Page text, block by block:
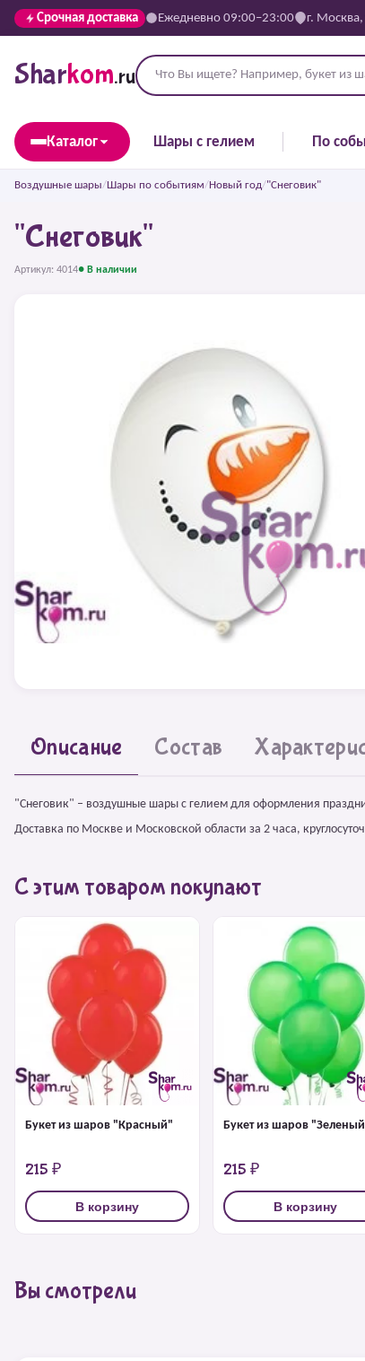
Срочная доставка Ежедневно 09:00–23:00 г.
Sharkom.ru
Каталог Шары с гелием По
Воздушные шары/Шары по событиям/Новый год/"Снеговик"
"Снеговик"
Артикул: 4014● В наличии
Описание Состав
"Снеговик" – воздушные шары с гелием для оформления
Доставка по Москве и Московской области за 2 часа,
С этим товаром покупают
Букет из шаров "Красный"
215 ₽
В корзину
Букет из шаров
215 ₽
В корзину
Вы смотрели